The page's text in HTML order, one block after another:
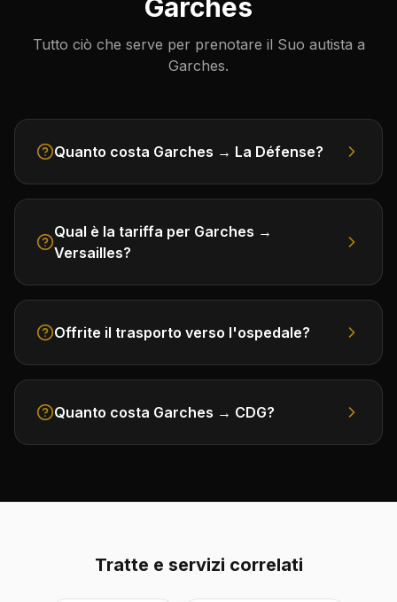
Garches
Tutto ciò che serve per prenotare il Suo autista a
Garches.
Quanto costa Garches → La Défense?
Qual è la tariffa per Garches →
Versailles?
Offrite il trasporto verso l'ospedale?
Quanto costa Garches → CDG?
Tratte e servizi correlati